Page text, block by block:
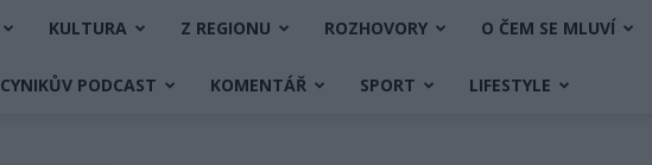
KULTURA Z REGIONU ROZHOVORY O ČEM SE MLUVÍ
CYNIKŮV PODCAST KOMENTÁŘ SPORT LIFESTYLE